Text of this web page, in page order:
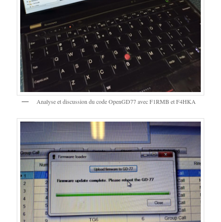
Analyse et discussion du code OpenGD77 avec F1RMB et F4HKA